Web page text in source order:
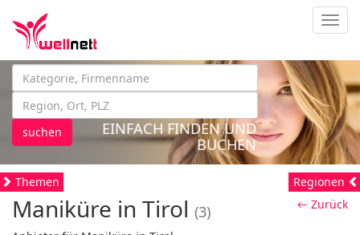
suchen
EINFACH FINDEN UND
BUCHEN
Themen
← Zurück
Maniküre in Tirol (3)
Regionen